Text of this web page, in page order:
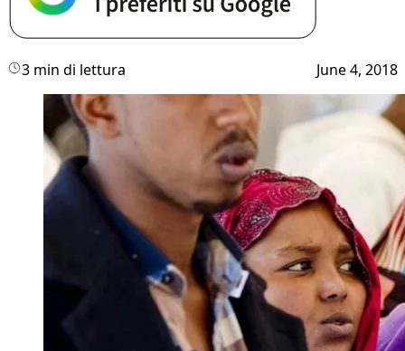
3 min di lettura June 4, 2018